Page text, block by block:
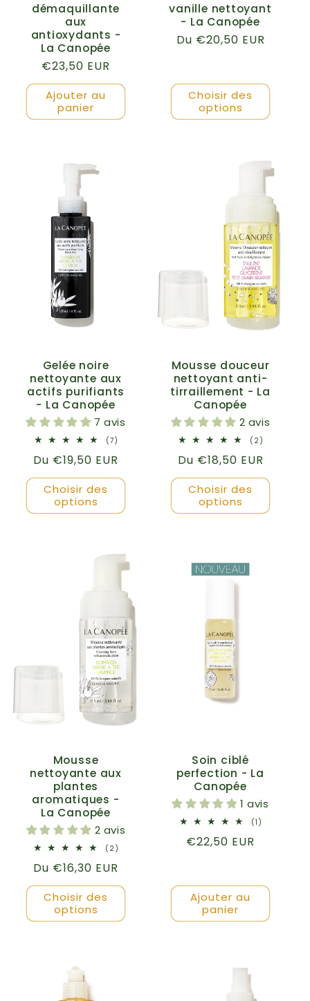
démaquillante
aux
antioxydants -
La Canopée
Prix
habituel
€23,50 EUR
Ajouter au
panier
vanille nettoyant
- La Canopée
Prix
Du €20,50 EUR
Choisir des
options
Gelée noire
nettoyante aux
actifs purifiants
- La Canopée
7 avis
(7)
Prix
habituel
Du €19,50 EUR
Choisir des
options
Mousse douceur
nettoyant anti-
tirraillement - La
Canopée
2 avis
(2)
Prix
habituel
Du €18,50 EUR
Choisir des
options
Mousse
nettoyante aux
plantes
aromatiques -
La Canopée
2 avis
(2)
Prix
habituel
Du €16,30 EUR
Choisir des
options
Soin ciblé
perfection - La
Canopée
1 avis
(1)
Prix
€22,50 EUR
Ajouter au
panier